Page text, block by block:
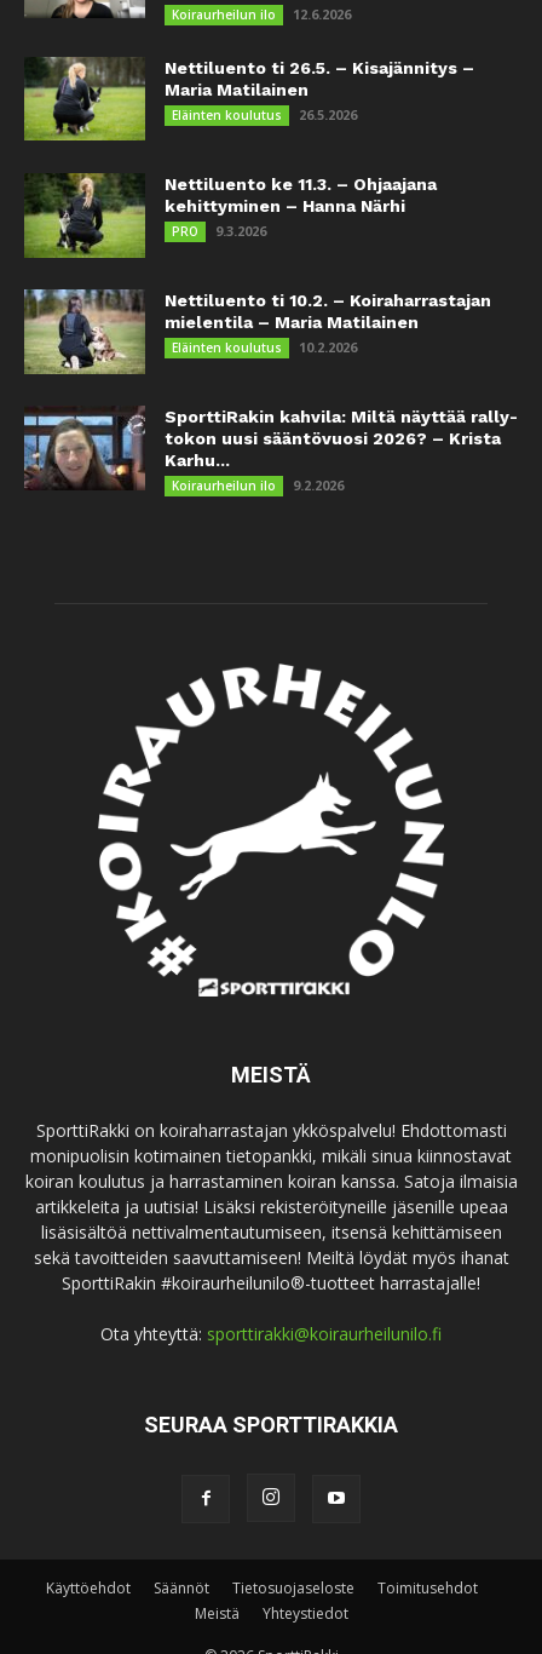
Koiraurheilun ilo 12.6.2026
Nettiluento ti 26.5. – Kisajännitys –
Maria Matilainen
Eläinten koulutus 26.5.2026
Nettiluento ke 11.3. – Ohjaajana
kehittyminen – Hanna Närhi
PRO 9.3.2026
Nettiluento ti 10.2. – Koiraharrastajan
mielentila – Maria Matilainen
Eläinten koulutus 10.2.2026
SporttiRakin kahvila: Miltä näyttää rally-
tokon uusi sääntövuosi 2026? – Krista
Karhu...
Koiraurheilun ilo 9.2.2026
MEISTÄ
SporttiRakki on koiraharrastajan ykköspalvelu! Ehdottomasti
monipuolisin kotimainen tietopankki, mikäli sinua kiinnostavat
koiran koulutus ja harrastaminen koiran kanssa. Satoja ilmaisia
artikkeleita ja uutisia! Lisäksi rekisteröityneille jäsenille upeaa
lisäsisältöä nettivalmentautumiseen, itsensä kehittämiseen
sekä tavoitteiden saavuttamiseen! Meiltä löydät myös ihanat
SporttiRakin #koiraurheilunilo®-tuotteet harrastajalle!
Ota yhteyttä: sporttirakki@koiraurheilunilo.fi
SEURAA SPORTTIRAKKIA
Käyttöehdot Säännöt Tietosuojaseloste
Toimitusehdot
Meistä
Yhteystiedot